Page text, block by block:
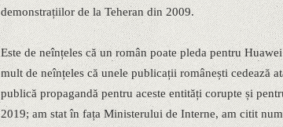
demonstrațiilor de la Teheran din 2009.
Este de neînțeles că un român poate pleda pentru
mult de neînțeles că unele publicații românești cedează
publică propagandă pentru aceste entități corupte și
2019; am stat în fața Ministerului de Interne, am citit